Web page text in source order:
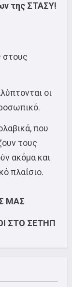
της ΣΤΑΣΥ!
στους
οι
που
τους
ακόμα και
πλαίσιο.
ΜΑΣ
ΣΤΟ ΣΕΤΗΠ